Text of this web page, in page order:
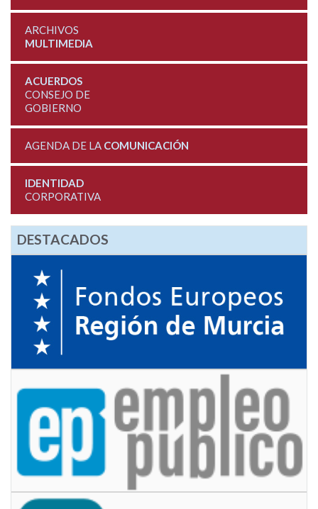
ARCHIVOS
MULTIMEDIA
ACUERDOS
CONSEJO DE
GOBIERNO
AGENDA DE LA COMUNICACIÓN
IDENTIDAD
CORPORATIVA
DESTACADOS